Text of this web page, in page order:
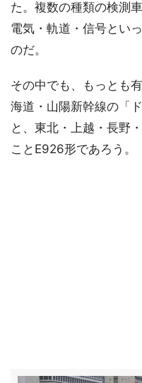
た。複数の種類の検測
電気・軌道・信号とい
のだ。
その中でも、もっとも
海道・山陽新幹線の「
と、東北・上越・長野
ことE926形であろう。